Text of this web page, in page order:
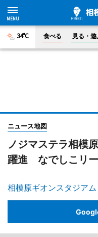
34°C 食べる 見る・遊
ニュース地図
ノジマステラ相模
躍進 なでしこリ
相模原ギオンスタジアム